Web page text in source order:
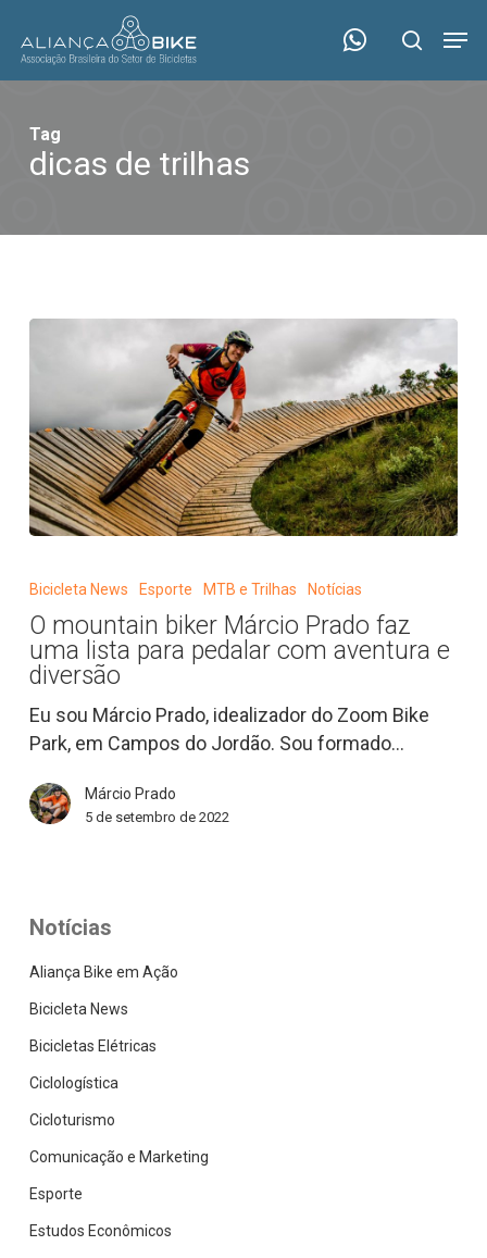
main
search
Tag
dicas de trilhas
mountain
Márcio
Prado
faz
uma
lista
pedalar
com
diversão
Bicicleta News Esporte MTB e Trilhas Notícias
O mountain biker Márcio Prado faz
uma lista para pedalar com aventura e
diversão
Eu sou Márcio Prado, idealizador do Zoom Bike
Park, em Campos do Jordão. Sou formado…
Márcio Prado
5 de setembro de 2022
Notícias
Aliança Bike em Ação
Bicicleta News
Bicicletas Elétricas
Ciclologística
Cicloturismo
Comunicação e Marketing
Esporte
Estudos Econômicos